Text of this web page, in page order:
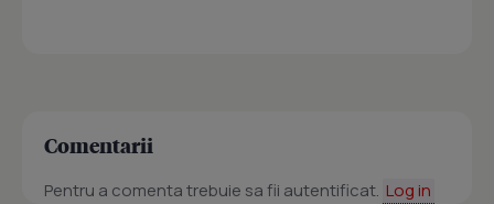
Comentarii
Pentru a comenta trebuie sa fii autentificat. Log in